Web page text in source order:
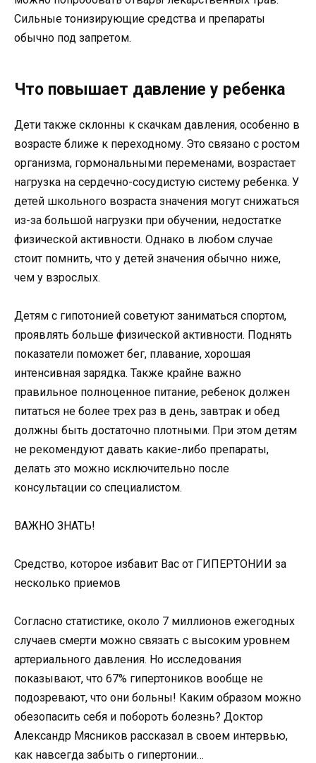
Сильные тонизирующие средства и препараты
обычно под запретом.
Что повышает давление у ребенка
Дети также склонны к скачкам давления, особенно в
возрасте ближе к переходному. Это связано с ростом
организма, гормональными переменами, возрастает
нагрузка на сердечно-сосудистую систему ребенка. У
детей школьного возраста значения могут снижаться
из-за большой нагрузки при обучении, недостатке
физической активности. Однако в любом случае
стоит помнить, что у детей значения обычно ниже,
чем у взрослых.
Детям с гипотонией советуют заниматься спортом,
проявлять больше физической активности. Поднять
показатели поможет бег, плавание, хорошая
интенсивная зарядка. Также крайне важно
правильное полноценное питание, ребенок должен
питаться не более трех раз в день, завтрак и обед
должны быть достаточно плотными. При этом детям
не рекомендуют давать какие-либо препараты,
делать это можно исключительно после
консультации со специалистом.
ВАЖНО ЗНАТЬ!
Средство, которое избавит Вас от ГИПЕРТОНИИ за
несколько приемов
Согласно статистике, около 7 миллионов ежегодных
случаев смерти можно связать с высоким уровнем
артериального давления. Но исследования
показывают, что 67% гипертоников вообще не
подозревают, что они больны! Каким образом можно
обезопасить себя и побороть болезнь? Доктор
Александр Мясников рассказал в своем интервью,
как навсегда забыть о гипертонии…